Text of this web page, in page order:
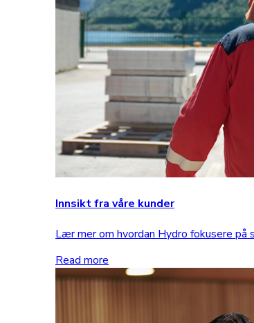
Innsikt fra våre kunder
Lær mer om hvordan Hydro fokusere på
Read more